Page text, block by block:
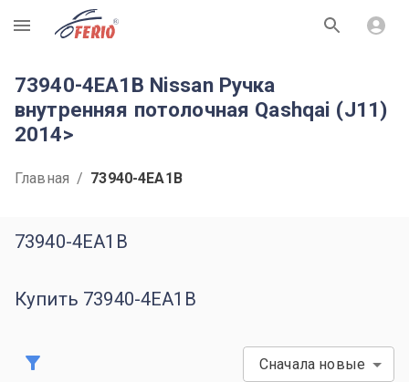
R
73940-4EA1B Nissan Ручка
внутренняя потолочная Qashqai (J11)
2014>
Главная / 73940-4EA1B
73940-4EA1B
Купить 73940-4EA1B
Сначала новые